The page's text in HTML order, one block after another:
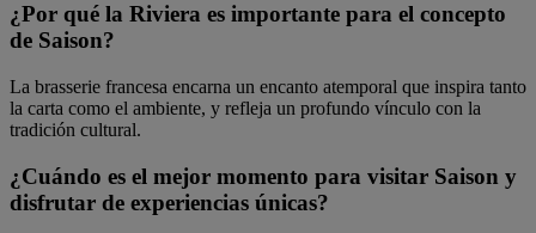
¿Por qué la Riviera es importante para el concepto
de Saison?
La brasserie francesa encarna un encanto atemporal que inspira tanto
la carta como el ambiente, y refleja un profundo vínculo con la
tradición cultural.
¿Cuándo es el mejor momento para visitar Saison y
disfrutar de experiencias únicas?